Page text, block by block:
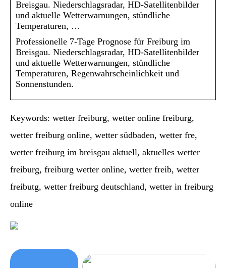
Breisgau. Niederschlagsradar, HD-Satellitenbilder
und aktuelle Wetterwarnungen, stündliche
Temperaturen, …
Professionelle 7-Tage Prognose für Freiburg im
Breisgau. Niederschlagsradar, HD-Satellitenbilder
und aktuelle Wetterwarnungen, stündliche
Temperaturen, Regenwahrscheinlichkeit und
Sonnenstunden.
Keywords: wetter freiburg, wetter online freiburg,
wetter freiburg online, wetter südbaden, wetter fre,
wetter freiburg im breisgau aktuell, aktuelles wetter
freiburg, freiburg wetter online, wetter freib, wetter
freibutg, wetter freiburg deutschland, wetter in freiburg
online